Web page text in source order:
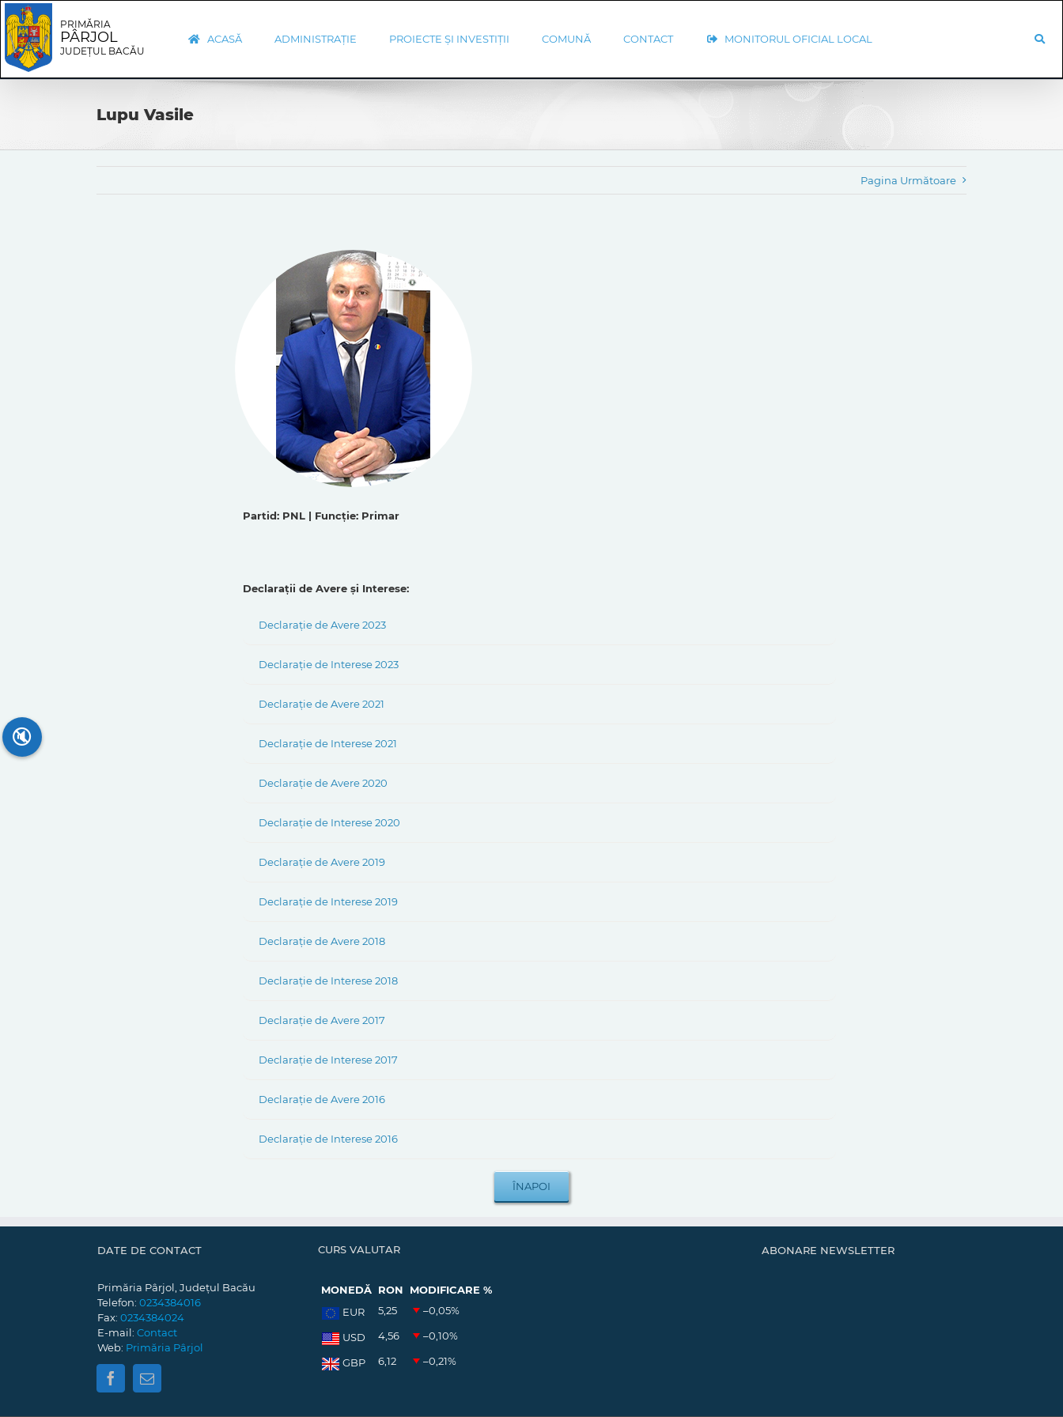
Skip
to
content
Skip
Navigation
PRIMĂRIA
PÂRJOL
JUDEȚUL BACĂU
ACASĂ ADMINISTRAȚIE PROIECTE ȘI INVESTIȚII COMUNĂ CONTACT MONITORUL OFICIAL LOCAL
Lupu Vasile
Pagina Următoare
Partid: PNL | Funcție: Primar
Declarații de Avere și Interese:
Declarație de Avere 2023
Declarație de Interese 2023
Declarație de Avere 2021
Declarație de Interese 2021
Declarație de Avere 2020
Declarație de Interese 2020
Declarație de Avere 2019
Declarație de Interese 2019
Declarație de Avere 2018
Declarație de Interese 2018
Declarație de Avere 2017
Declarație de Interese 2017
Declarație de Avere 2016
Declarație de Interese 2016
DATE DE CONTACT
Primăria Pârjol, Județul Bacău
Telefon: 0234384016
Fax: 0234384024
E-mail: Contact
Web: Primăria Pârjol
CURS VALUTAR
MONEDĂ RON
MODIFICARE %
EUR
5,25 –0,05%
USD 4,56 –0,10%
GBP 6,12 –0,21%
ABONARE NEWSLETTER
🔇